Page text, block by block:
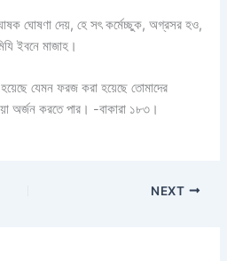
ঘোষণা দেয়, হে সৎ কর্মেচ্ছুক, অগ্রসর হও,
ইবনে মাজাহ।
যেমন ফরজ করা হয়েছে তোমাদের
অর্জন করতে পার। -বাকারা ১৮৩।
NEXT